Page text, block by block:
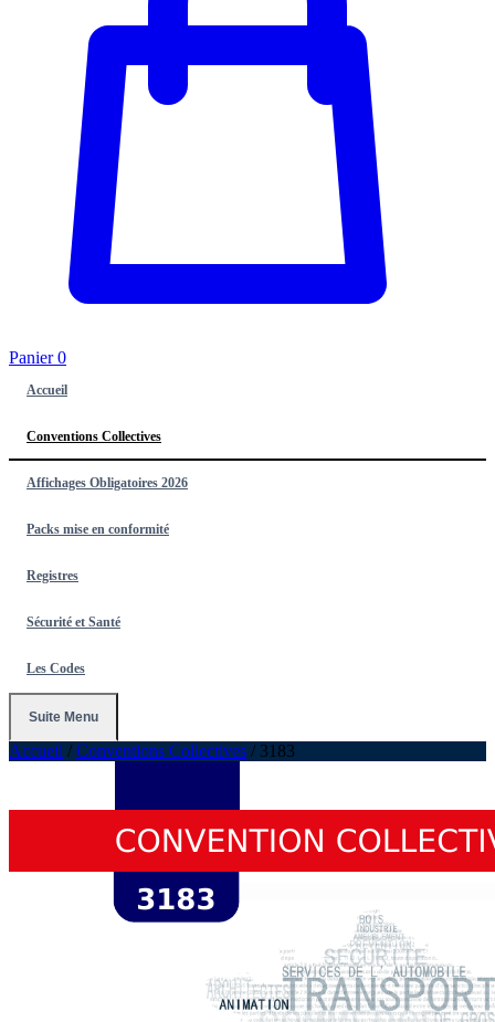
Panier0
Accueil
Conventions Collectives
Affichages Obligatoires 2026
Packs mise en conformité
Registres
Sécurité et Santé
Les Codes
Suite Menu
Accueil / Conventions Collectives / 3183